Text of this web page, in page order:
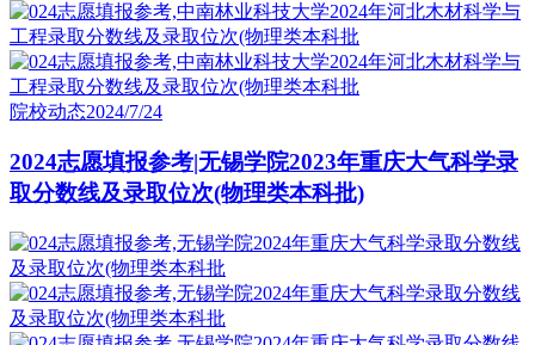
院校动态2024/7/24
2024志愿填报参考|无锡学院2023年重庆大气科学录
取分数线及录取位次(物理类本科批)